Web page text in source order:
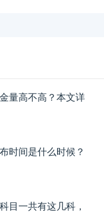
量高不高？本文详
时间是什么时候？
目一共有这几科，